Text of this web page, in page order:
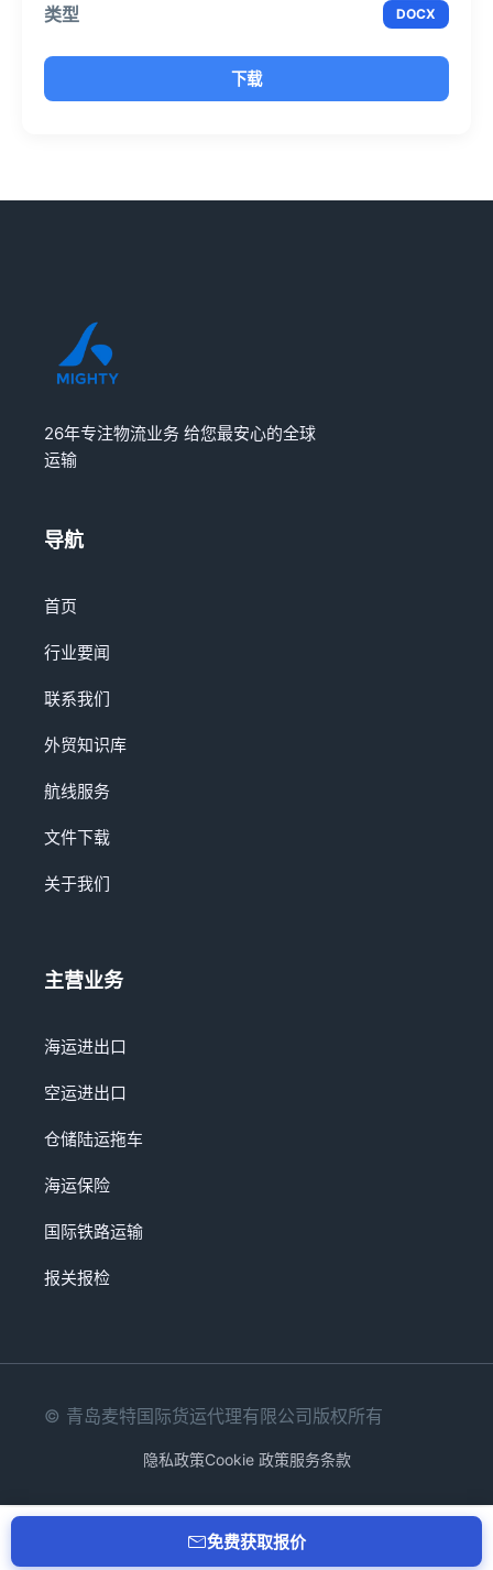
DOCX
下载
26年专注物流业务 给您最安心的全球
运输
导航
首页
行业要闻
联系我们
外贸知识库
航线服务
文件下载
关于我们
主营业务
海运进出口
空运进出口
仓储陆运拖车
海运保险
国际铁路运输
报关报检
© 青岛麦特国际货运代理有限公司版权所有
隐私政策Cookie 政策服务条款
免费获取报价